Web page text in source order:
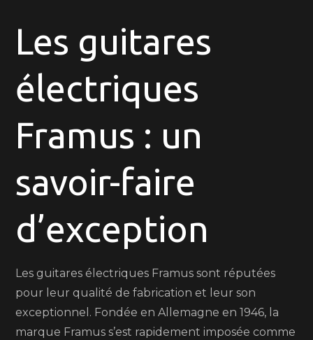
Électriques
Qualité
et
Innovation
Rendez-
Les guitares
électriques
Framus : un
savoir-faire
d’exception
Les guitares électriques Framus sont réputées
pour leur qualité de fabrication et leur son
exceptionnel. Fondée en Allemagne en 1946, la
marque Framus s’est rapidement imposée comme